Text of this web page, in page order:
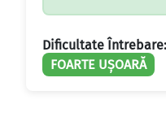
Dificultate Întrebare:
FOARTE UȘOARĂ